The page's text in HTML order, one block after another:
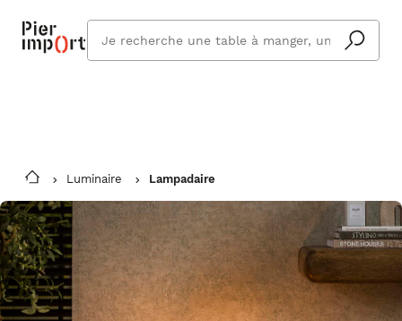
Vous êtes absent ? Pier Import s'adapte
et vous livre à votre retour.
En savoir plus
cherchez
vous ?
Luminaire Lampadaire